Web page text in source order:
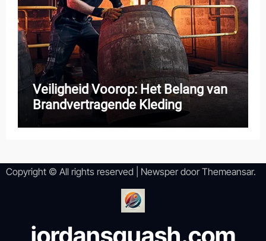
Veiligheid Voorop: Het Belang van
Brandvertragende Kleding
Copyright © All rights reserved NewsperdoorThemeansar.